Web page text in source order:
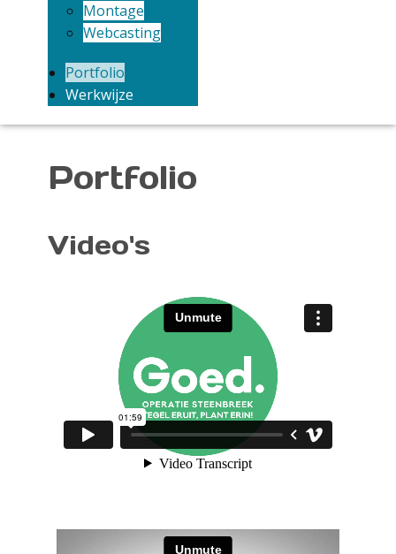
Montage
Webcasting
Portfolio
Werkwijze
Portfolio
Video's